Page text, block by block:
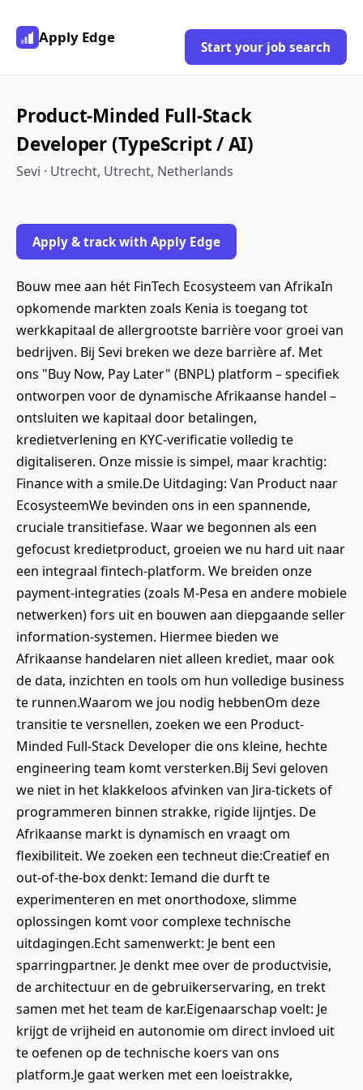
Apply Edge
Start your job search
Product-Minded Full-Stack
Developer (TypeScript / AI)
Sevi · Utrecht, Utrecht, Netherlands
Apply & track with Apply Edge
Bouw mee aan hét FinTech Ecosysteem van AfrikaIn
opkomende markten zoals Kenia is toegang tot
werkkapitaal de allergrootste barrière voor groei van
bedrijven. Bij Sevi breken we deze barrière af. Met
ons "Buy Now, Pay Later" (BNPL) platform – specifiek
ontworpen voor de dynamische Afrikaanse handel –
ontsluiten we kapitaal door betalingen,
kredietverlening en KYC-verificatie volledig te
digitaliseren. Onze missie is simpel, maar krachtig:
Finance with a smile.De Uitdaging: Van Product naar
EcosysteemWe bevinden ons in een spannende,
cruciale transitiefase. Waar we begonnen als een
gefocust kredietproduct, groeien we nu hard uit naar
een integraal fintech-platform. We breiden onze
payment-integraties (zoals M-Pesa en andere mobiele
netwerken) fors uit en bouwen aan diepgaande seller
information-systemen. Hiermee bieden we
Afrikaanse handelaren niet alleen krediet, maar ook
de data, inzichten en tools om hun volledige business
te runnen.Waarom we jou nodig hebbenOm deze
transitie te versnellen, zoeken we een Product-
Minded Full-Stack Developer die ons kleine, hechte
engineering team komt versterken.Bij Sevi geloven
we niet in het klakkeloos afvinken van Jira-tickets of
programmeren binnen strakke, rigide lijntjes. De
Afrikaanse markt is dynamisch en vraagt om
flexibiliteit. We zoeken een techneut die:Creatief en
out-of-the-box denkt: Iemand die durft te
experimenteren en met onorthodoxe, slimme
oplossingen komt voor complexe technische
uitdagingen.Echt samenwerkt: Je bent een
sparringpartner. Je denkt mee over de productvisie,
de architectuur en de gebruikerservaring, en trekt
samen met het team de kar.Eigenaarschap voelt: Je
krijgt de vrijheid en autonomie om direct invloed uit
te oefenen op de technische koers van ons
platform.Je gaat werken met een loeistrakke,